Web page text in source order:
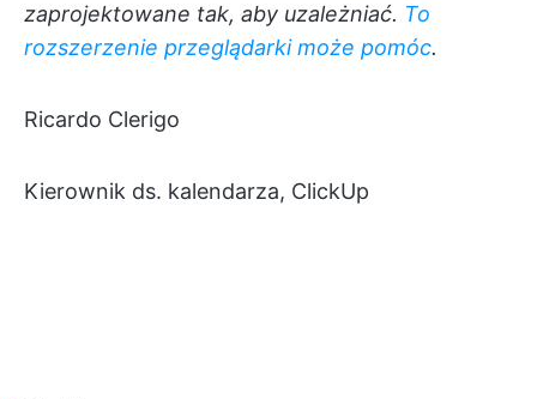
zaprojektowane tak, aby uzależniać. To
rozszerzenie przeglądarki może pomóc.
Ricardo Clerigo
Kierownik ds. kalendarza, ClickUp